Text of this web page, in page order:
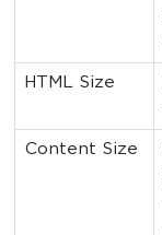
HTML Size
Content Size